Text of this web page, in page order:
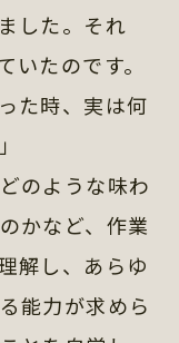
した。それ
たのです。
た時、実は何
のような味わ
かなど、作業
解し、あらゆ
能力が求めら